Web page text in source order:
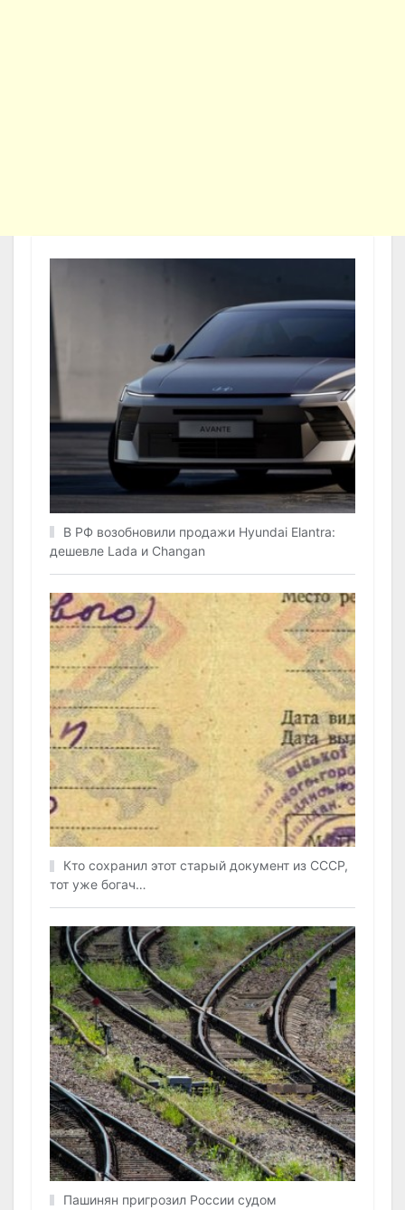
В РФ возобновили продажи Hyundai Elantra:
дешевле Lada и Changan
Кто сохранил этот старый документ из СССР,
тот уже богач…
Пашинян пригрозил России судом